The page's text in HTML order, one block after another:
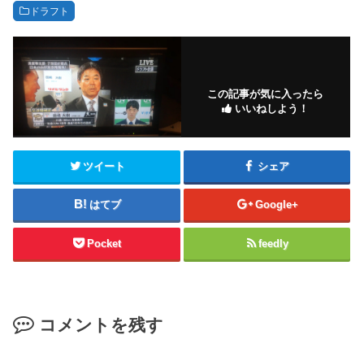
ドラフト
この記事が気に入ったら
いいねしよう！
ツイート シェア
はてブ Google+
Pocket feedly
コメントを残す